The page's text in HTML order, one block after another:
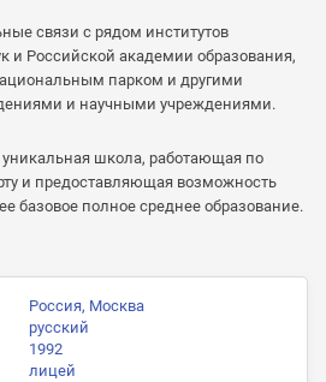
связи с рядом институтов
и Российской академии образования,
парком и другими
и научными учреждениями.
школа, работающая по
и предоставляющая возможность
базовое полное среднее образование.
Россия, Москва
русский
1992
лицей
ОТПРАВИТЬ
«Отправить» я даю согласие
«Отправить» я даю согласие
моих персональных данных